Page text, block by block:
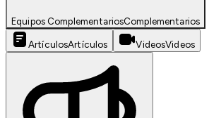
Equipos ComplementariosComplementarios
ArtículosArtículos VideosVideos